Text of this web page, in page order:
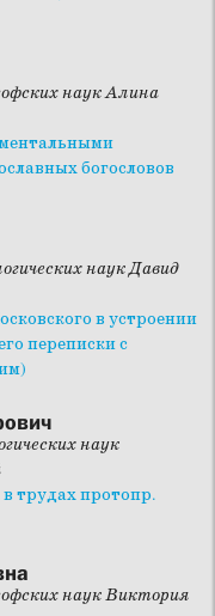
наук Алина
ментальными
богословов
наук Давид
в устроении
переписки с
наук
в трудах протопр.
наук Виктория